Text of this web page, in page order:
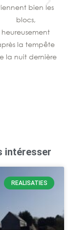
bien les
blocs,
heureusement
la tempête
la nuit dernière
intéresser
REALISATIES